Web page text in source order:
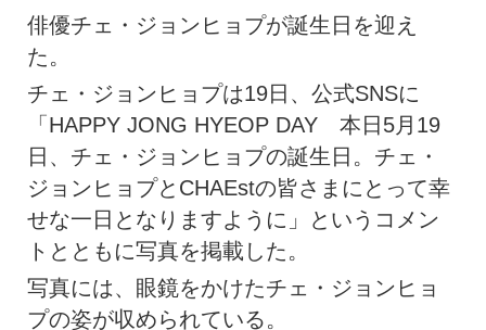
俳優チェ・ジョンヒョプが誕生日を迎え
た。
チェ・ジョンヒョプは19日、公式SNSに
「HAPPY JONG HYEOP DAY 本日5月19
日、チェ・ジョンヒョプの誕生日。チェ・
ジョンヒョプとCHAEstの皆さまにとって幸
せな一日となりますように」というコメン
トとともに写真を掲載した。
写真には、眼鏡をかけたチェ・ジョンヒョ
プの姿が収められている。